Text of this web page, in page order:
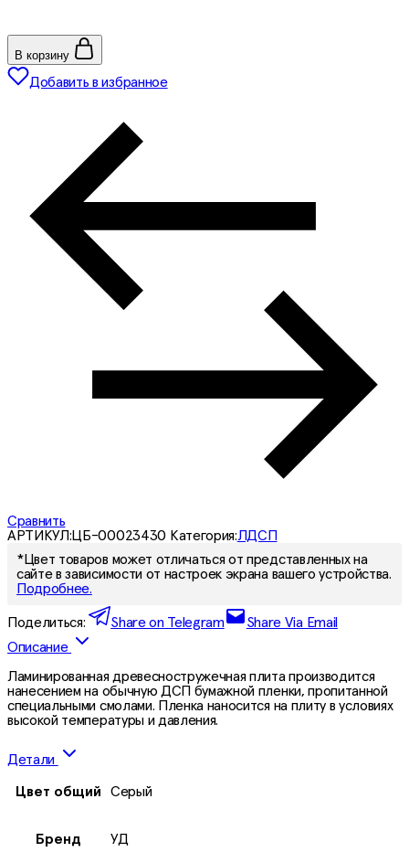
В корзину
Добавить в избранное
Сравнить
АРТИКУЛ:ЦБ-00023430 Категория:ЛДСП
*Цвет товаров может отличаться от представленных на
сайте в зависимости от настроек экрана вашего устройства.
Подробнее.
Поделиться: Share on Telegram
Share Via Email
Описание
Ламинированная древесностружечная плита производится
нанесением на обычную ДСП бумажной пленки, пропитанной
специальными смолами. Пленка наносится на плиту в условиях
высокой температуры и давления.
Детали
Цвет общий Серый
Бренд УД